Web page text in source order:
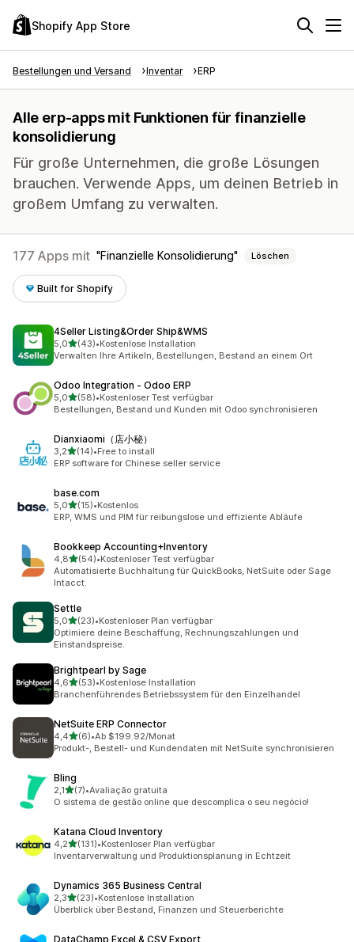
Shopify App Store
Bestellungen und Versand Inventar ERP
Alle erp-apps mit Funktionen für finanzielle
konsolidierung
Für große Unternehmen, die große Lösungen
brauchen. Verwende Apps, um deinen Betrieb in
großem Umfang zu verwalten.
177 Apps mit Finanzielle Konsolidierung Löschen
Built for Shopify
4Seller Listing&Order Ship&WMS
5,0von 5 Sternen
(43)
43 Rezensionen insgesamt
•Kostenlose Installation
Verwalten Ihre Artikeln, Bestellungen, Bestand an einem Ort
Odoo Integration ‑ Odoo ERP
5,0von 5 Sternen
(58)
58 Rezensionen insgesamt
•Kostenloser Test verfügbar
Bestellungen, Bestand und Kunden mit Odoo synchronisieren
Dianxiaomi（店小秘）
3,2von 5 Sternen
(14)
14 Rezensionen insgesamt
•Free to install
ERP software for Chinese seller service
base.com
5,0von 5 Sternen
(15)
15 Rezensionen insgesamt
•Kostenlos
ERP, WMS und PIM für reibungslose und effiziente Abläufe
Bookkeep Accounting+Inventory
4,8von 5 Sternen
(54)
54 Rezensionen insgesamt
•Kostenloser Test verfügbar
Automatisierte Buchhaltung für QuickBooks, NetSuite oder Sage
Intacct.
Settle
5,0von 5 Sternen
(23)
23 Rezensionen insgesamt
•Kostenloser Plan verfügbar
Optimiere deine Beschaffung, Rechnungszahlungen und
Einstandspreise.
Brightpearl by Sage
4,6von 5 Sternen
(53)
53 Rezensionen insgesamt
•Kostenlose Installation
Branchenführendes Betriebssystem für den Einzelhandel
NetSuite ERP Connector
4,4von 5 Sternen
(6)
6 Rezensionen insgesamt
•Ab $199.92/Monat
Produkt-, Bestell- und Kundendaten mit NetSuite synchronisieren
Bling
2,1von 5 Sternen
(7)
7 Rezensionen insgesamt
•Avaliação gratuita
O sistema de gestão online que descomplica o seu negócio!
Katana Cloud Inventory
4,2von 5 Sternen
(131)
131 Rezensionen insgesamt
•Kostenloser Plan verfügbar
Inventarverwaltung und Produktionsplanung in Echtzeit
Dynamics 365 Business Central
2,3von 5 Sternen
(23)
23 Rezensionen insgesamt
•Kostenlose Installation
Überblick über Bestand, Finanzen und Steuerberichte
DataChamp Excel & CSV Export